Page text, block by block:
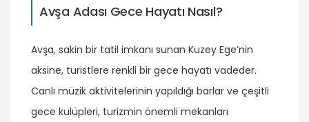
Avşa Adası Gece Hayatı Nasıl?
Avşa, sakin bir tatil imkanı sunan Kuzey Ege’nin
aksine, turistlere renkli bir gece hayatı vadeder.
Canlı müzik aktivitelerinin yapıldığı barlar ve çeşitli
gece kulüpleri, turizmin önemli mekanları